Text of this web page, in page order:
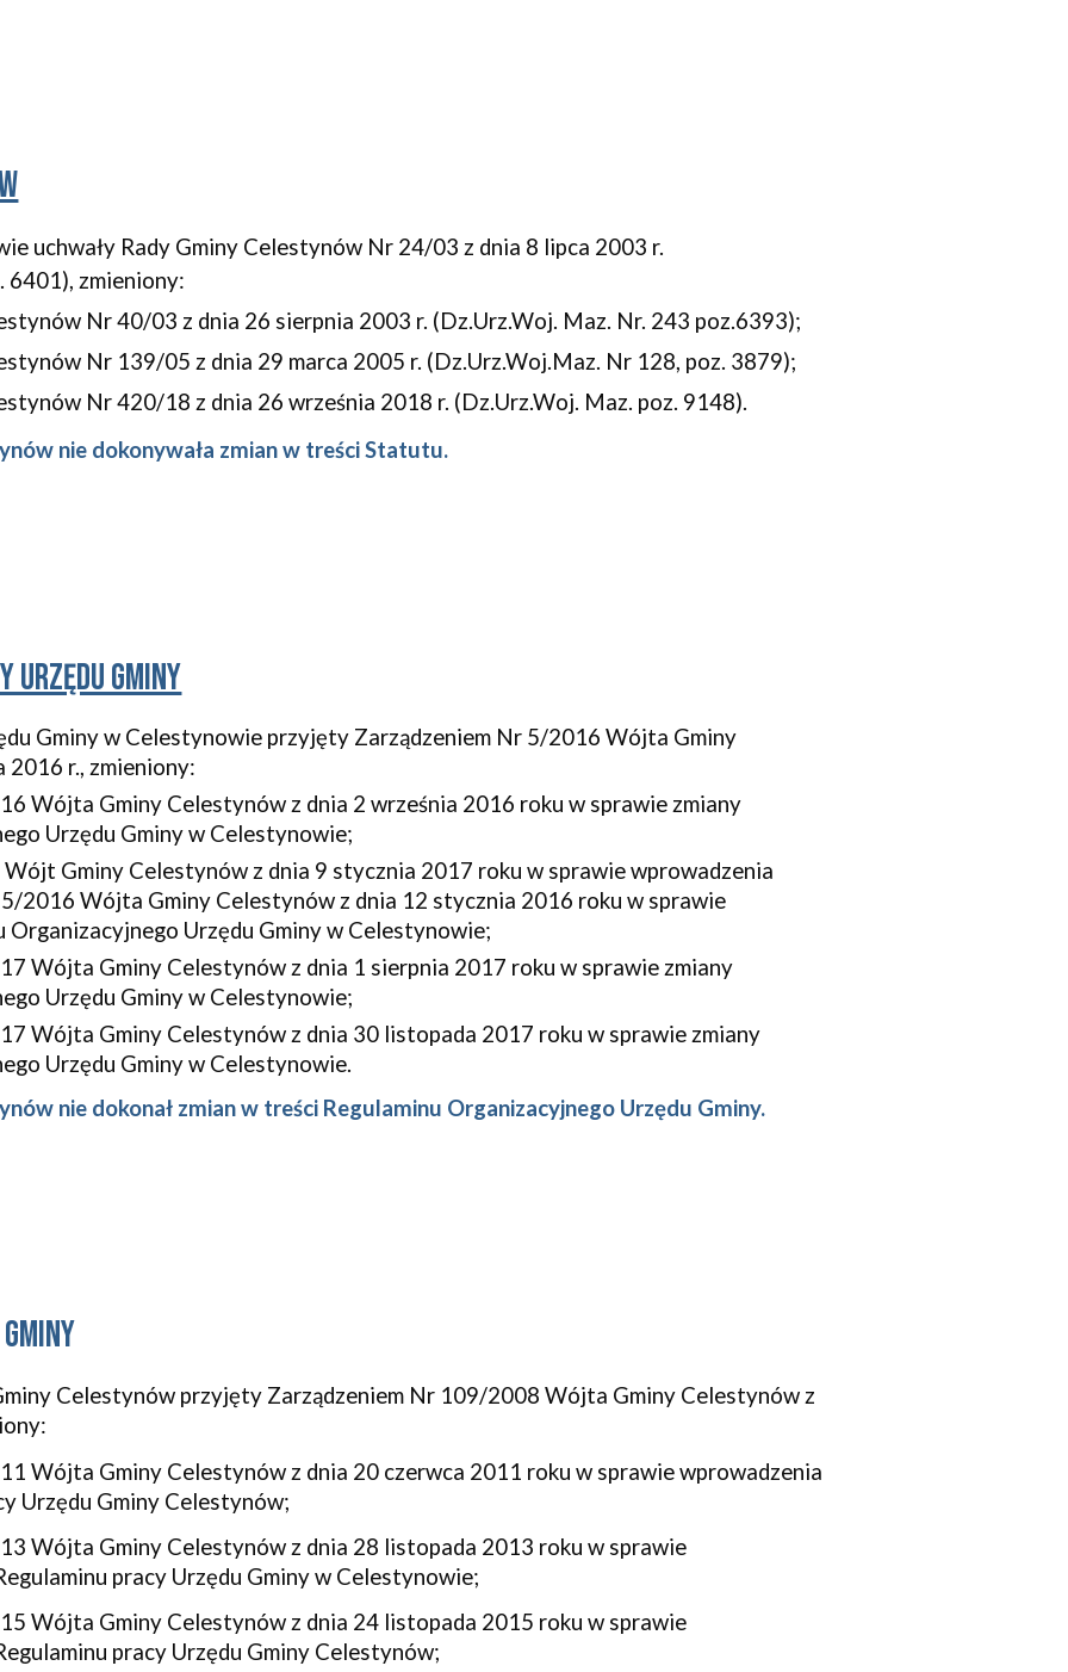
uchwały Rady Gminy Celestynów Nr 24/03 z dnia 8 lipca 2003 r.
6401), zmieniony:
Nr 40/03 z dnia 26 sierpnia 2003 r. (Dz.Urz.Woj. Maz. Nr. 243 poz.6393);
Nr 139/05 z dnia 29 marca 2005 r. (Dz.Urz.Woj.Maz. Nr 128, poz. 3879);
Nr 420/18 z dnia 26 września 2018 r. (Dz.Urz.Woj. Maz. poz. 9148).
nie dokonywała zmian w treści Statutu.
Gminy
Gminy w Celestynowie przyjęty Zarządzeniem Nr 5/2016 Wójta Gminy
r., zmieniony:
Wójta Gminy Celestynów z dnia 2 września 2016 roku w sprawie zmiany
Urzędu Gminy w Celestynowie;
Gminy Celestynów z dnia 9 stycznia 2017 roku w sprawie wprowadzenia
2016 Wójta Gminy Celestynów z dnia 12 stycznia 2016 roku w sprawie
Organizacyjnego Urzędu Gminy w Celestynowie;
Wójta Gminy Celestynów z dnia 1 sierpnia 2017 roku w sprawie zmiany
Urzędu Gminy w Celestynowie;
Wójta Gminy Celestynów z dnia 30 listopada 2017 roku w sprawie zmiany
Urzędu Gminy w Celestynowie.
nie dokonał zmian w treści Regulaminu Organizacyjnego Urzędu Gminy.
Celestynów przyjęty Zarządzeniem Nr 109/2008 Wójta Gminy Celestynów z
Wójta Gminy Celestynów z dnia 20 czerwca 2011 roku w sprawie wprowadzenia
Urzędu Gminy Celestynów;
Wójta Gminy Celestynów z dnia 28 listopada 2013 roku w sprawie
pracy Urzędu Gminy w Celestynowie;
Wójta Gminy Celestynów z dnia 24 listopada 2015 roku w sprawie
pracy Urzędu Gminy Celestynów;